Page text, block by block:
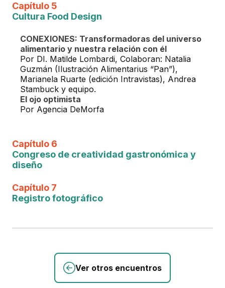
Capítulo 5
Cultura Food Design
CONEXIONES: Transformadoras del universo
alimentario y nuestra relación con él
Por DI. Matilde Lombardi, Colaboran: Natalia
Guzmán (Ilustración Alimentarius “Pan”),
Marianela Ruarte (edición Intravistas), Andrea
Stambuck y equipo.
El ojo optimista
Por Agencia DeMorfa
Capítulo 6
Congreso de creatividad gastronómica y
diseño
Capítulo 7
Registro fotográfico
Ver otros encuentros